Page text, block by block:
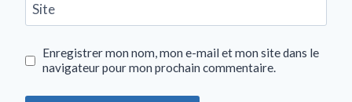
Site
Enregistrer mon nom, mon e-mail et mon site dans le
navigateur pour mon prochain commentaire.